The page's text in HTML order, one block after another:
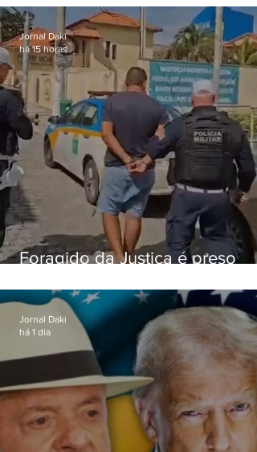
o Comando Vermelho
Foragido da Justiça é preso
RJ-106, em Maricá
Jornal Daki
há 15 horas
Jornal Daki
há 1 dia